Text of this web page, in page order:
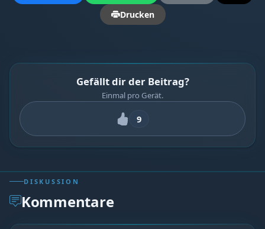
Drucken
Gefällt dir der Beitrag?
Einmal pro Gerät.
9
DISKUSSION
Kommentare